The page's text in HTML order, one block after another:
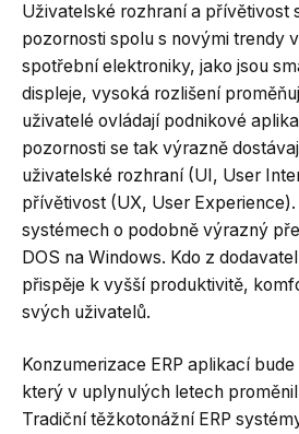
Uživatelské rozhraní a přívětivost
pozornosti spolu s novými trendy
spotřební elektroniky, jako jsou
displeje, vysoká rozlišení
uživatelé ovládají podnikové
pozornosti se tak výrazně
uživatelské rozhraní (UI, User
přívětivost (UX, User Experience).
systémech o podobně výrazný
DOS na Windows. Kdo z
přispěje k vyšší produktivitě,
svých uživatelů.
Konzumerizace ERP aplikací
který v uplynulých letech proměnil
Tradiční těžkotonážní ERP